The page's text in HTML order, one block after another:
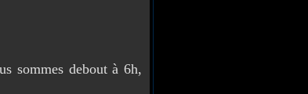
sommes debout à 6h,